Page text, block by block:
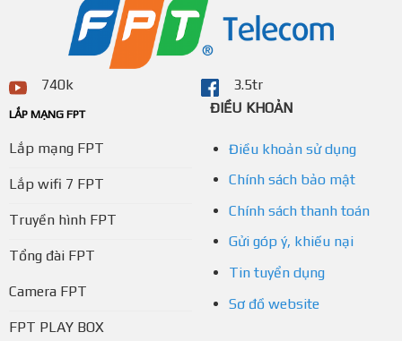
740k 3.5tr
LẮP MẠNG FPT
Lắp mạng FPT
Lắp wifi 7 FPT
Truyền hình FPT
Tổng đài FPT
Camera FPT
FPT PLAY BOX
ĐIỀU KHOẢN
Điều khoản sử dụng
Chính sách bảo mật
Chính sách thanh toán
Gửi góp ý, khiếu nại
Tin tuyển dụng
Sơ đồ website